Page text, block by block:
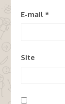
E-mail *
Site